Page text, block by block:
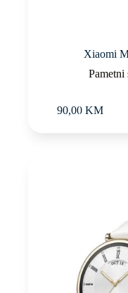
Xiaomi
Pametni
90,00 KM